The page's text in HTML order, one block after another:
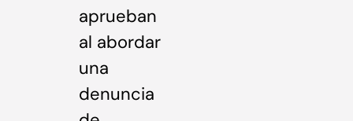
aprueban
al abordar
una
denuncia